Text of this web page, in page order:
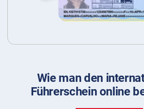
Wie man den
Führerschein online